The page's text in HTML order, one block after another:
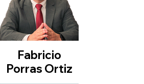
Fabricio
Porras Ortiz